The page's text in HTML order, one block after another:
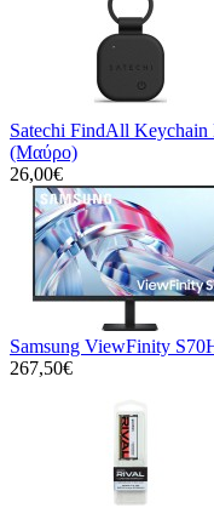
Satechi FindAll Keychain
(Μαύρο)
26,00€
Samsung ViewFinity
267,50€